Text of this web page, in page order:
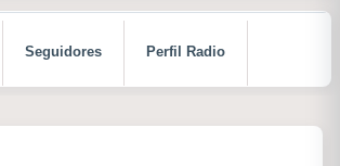
Seguidores Perfil Radio